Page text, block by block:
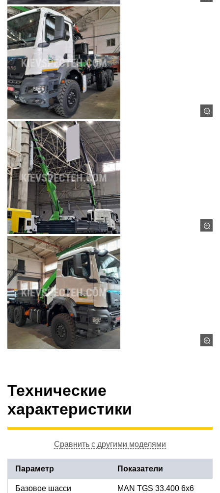
Технические
характеристики
Сравнить с другими моделями
Параметр Показатели
Базовое шасси MAN TGS 33.400 6x6